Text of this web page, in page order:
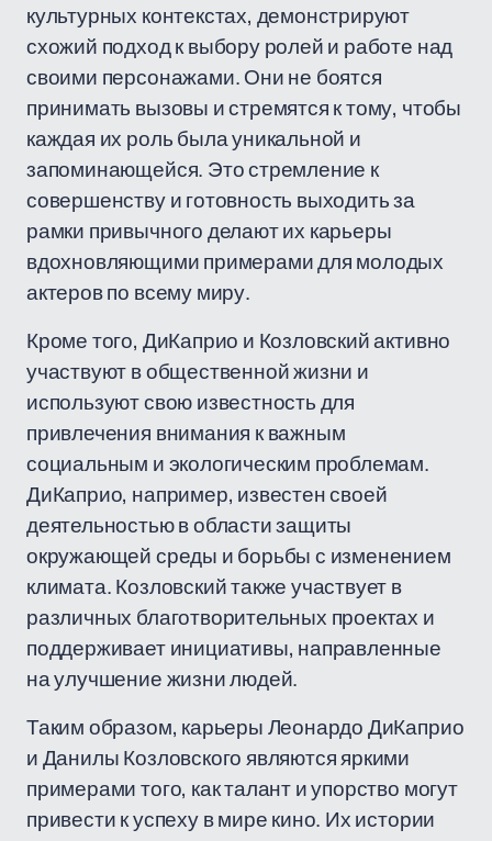
культурных контекстах, демонстрируют
схожий подход к выбору ролей и работе над
своими персонажами. Они не боятся
принимать вызовы и стремятся к тому, чтобы
каждая их роль была уникальной и
запоминающейся. Это стремление к
совершенству и готовность выходить за
рамки привычного делают их карьеры
вдохновляющими примерами для молодых
актеров по всему миру.
Кроме того, ДиКаприо и Козловский активно
участвуют в общественной жизни и
используют свою известность для
привлечения внимания к важным
социальным и экологическим проблемам.
ДиКаприо, например, известен своей
деятельностью в области защиты
окружающей среды и борьбы с изменением
климата. Козловский также участвует в
различных благотворительных проектах и
поддерживает инициативы, направленные
на улучшение жизни людей.
Таким образом, карьеры Леонардо ДиКаприо
и Данилы Козловского являются яркими
примерами того, как талант и упорство могут
привести к успеху в мире кино. Их истории